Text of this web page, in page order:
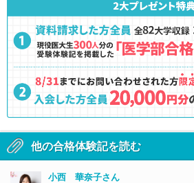
他の合格体験記を読む
小西 華奈子さん